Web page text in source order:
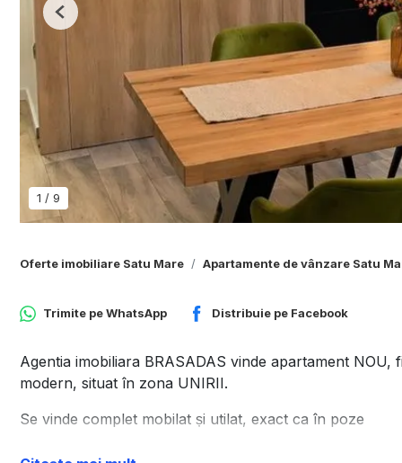
1 / 9
Previous
Oferte imobiliare Satu Mare Apartamente de vânzare Satu
Trimite peWhatsApp Distribuie pe Facebook
Agentia imobiliara BRASADAS vinde apartament
modern, situat în zona UNIRII.
Se vinde complet mobilat și utilat, exact ca în poze
Detalii principale: